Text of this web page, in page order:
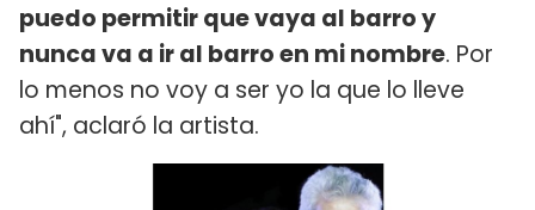
puedo permitir que vaya al barro y
nunca va a ir al barro en mi nombre. Por
lo menos no voy a ser yo la que lo lleve
ahí", aclaró la artista.